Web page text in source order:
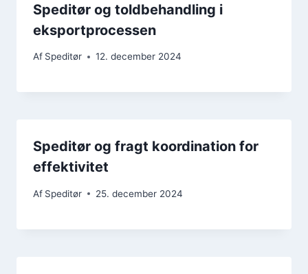
Speditør og toldbehandling i
eksportprocessen
Af Speditør 12. december 2024
Speditør og fragt koordination for
effektivitet
Af Speditør 25. december 2024